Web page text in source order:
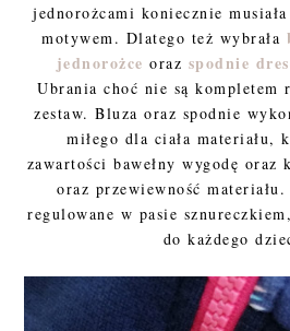
jednorożcami koniecznie
motywem. Dlatego też wybrała
jednorożce oraz spodnie
Ubrania choć nie są kompletem
zestaw. Bluza oraz spodnie
miłego dla ciała materiału,
zawartości bawełny wygodę oraz
oraz przewiewność
regulowane w pasie
do każdego